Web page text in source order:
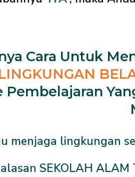
Cara Untuk
Pembelajaran
menjaga lingkungan
SEKOLAH